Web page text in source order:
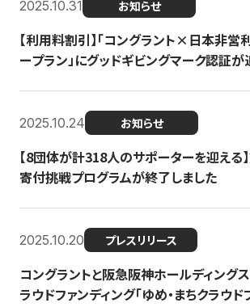
2025.10.31 お知らせ
【利用料割引】「コングラント×日本非営
ープラン」にグッドギビングマーク認証が
2025.10.24 お知らせ
【8団体が計318人のサポーターを迎える
寄付挑戦プログラムが終了しました
2025.10.20 プレスリリース
コングラントと阪急阪神ホールディング
ラウドファンディング「ゆめ・まちクラウ